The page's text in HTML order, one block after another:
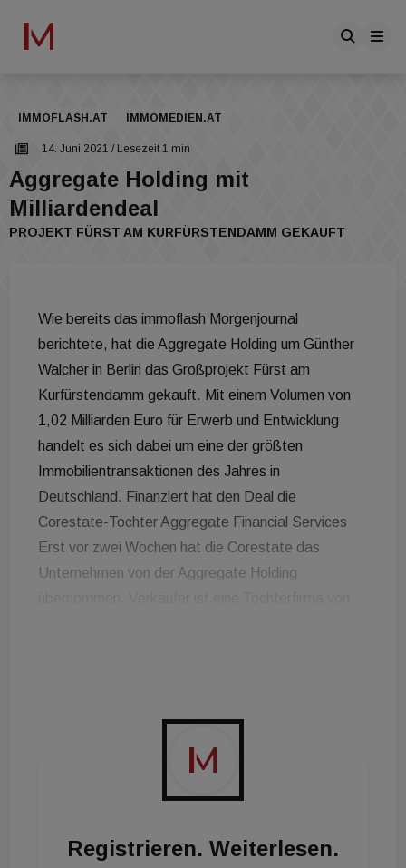
IMMOFLASH.AT IMMOMEDIEN.AT
14. Juni 2021 / Lesezeit 1 min
Aggregate Holding mit
Milliardendeal
PROJEKT FÜRST AM KURFÜRSTENDAMM GEKAUFT
Wie bereits das immoflash Morgenjournal
berichtete, hat die Aggregate Holding um Günther
Walcher in Berlin das Großprojekt Fürst am
Kurfürstendamm gekauft. Mit einem Volumen von
1,02 Milliarden Euro für Erwerb und Entwicklung
handelt es sich dabei um eine der größten
Immobilientransaktionen des Jahres in
Deutschland. Finanziert hat den Deal die
Corestate-Tochter Aggregate Financial Services
Erst vor zwei Wochen hat die Corestate das
Unternehmen von der Aggregate Holding
Gastronomie- sowie 10.000 m² Hotelflächen. Hinzu
kommen ein Theater und ein Museum auf
zusammen 8.800 m². Im Jahr 2023 soll die
Neuentwicklung abgeschlossen werden
Registrieren. Weiterlesen.